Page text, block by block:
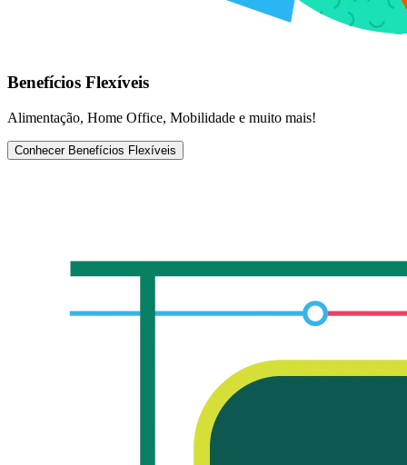
Benefícios Flexíveis
Alimentação, Home Office, Mobilidade e muito mais!
Conhecer Benefícios Flexíveis